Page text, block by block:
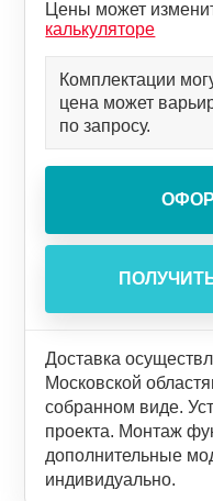
Цены может
калькуляторе
Комплектации
цена может
по запросу.
Доставка
Московской
собранном виде.
проекта. Монтаж
дополнительные
индивидуально.